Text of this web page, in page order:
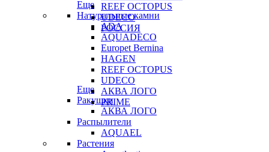
REEF OCTOPUS
UDECO
РОССИЯ
Еще
Натуральные камни
ADA
AQUADECO
Europet Bernina
HAGEN
REEF OCTOPUS
UDECO
АКВА ЛОГО
PRIME
Еще
Ракушки
АКВА ЛОГО
Распылители
AQUAEL
Растения